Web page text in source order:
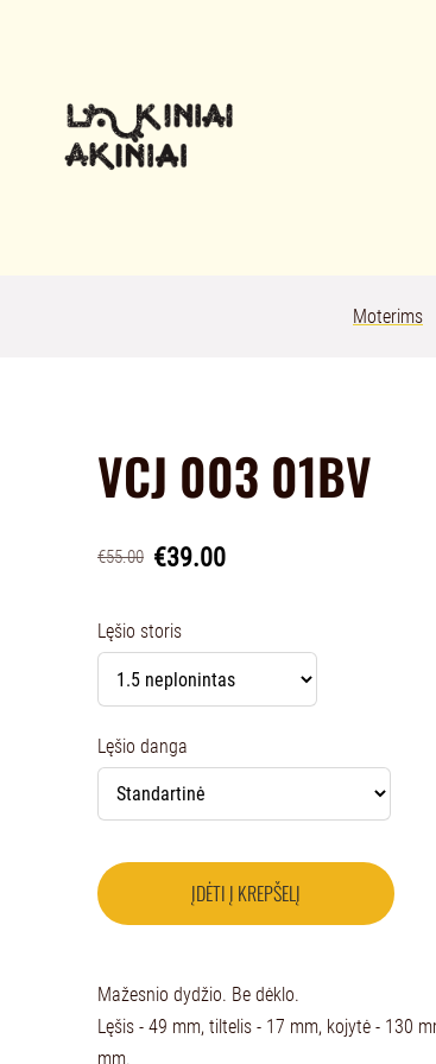
Moterims
VCJ 003 01BV
€55.00 €39.00
Lęšio storis
Lęšio danga
ĮDĖTI Į KREPŠELĮ
Mažesnio dydžio. Be dėklo.
Lęšis - 49 mm, tiltelis - 17 mm, kojytė - 130
mm.